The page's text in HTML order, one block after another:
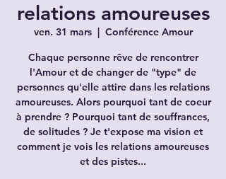
relations amoureuses
ven. 31 mars
  |
Conférence Amour
Chaque personne rêve de rencontrer
l'Amour et de changer de "type" de
personnes qu'elle attire dans les relations
amoureuses. Alors pourquoi tant de coeur
à prendre ? Pourquoi tant de souffrances,
de solitudes ? Je t'expose ma vision et
comment je vois les relations amoureuses
et des pistes...